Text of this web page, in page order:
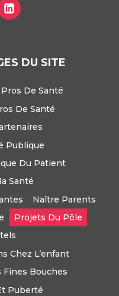
DU SITE
Pros De Santé
De Santé
Publique
Du Patient
Santé
Naître Parents
Projets Du Pôle
Chez L’enfant
Fines Bouches
Puberté